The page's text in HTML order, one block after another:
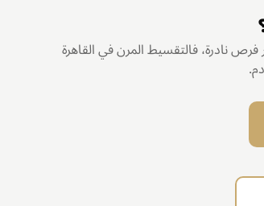
نادرة، فالتقسيط المرن في القاهرة